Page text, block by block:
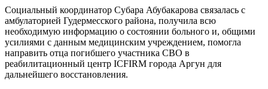
Социальный координатор Субара Абубакарова связалась с
амбулаторией Гудермесского района, получила всю
необходимую информацию о состоянии больного и, общими
усилиями с данным медицинским учреждением, помогла
направить отца погибшего участника СВО в
реабилитационный центр ICFIRM города Аргун для
дальнейшего восстановления.